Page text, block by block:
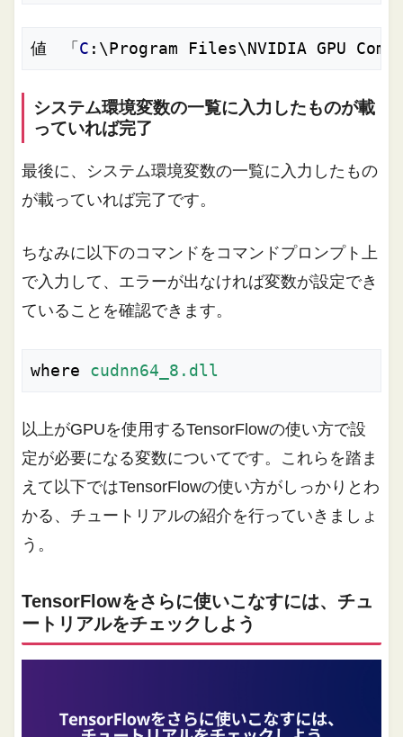
値　「C :\Program Files\NVIDIA GPU
システム環境変数の一覧に入力したものが載
っていれば完了
最後に、システム環境変数の一覧に入力したもの
が載っていれば完了です。
ちなみに以下のコマンドをコマンドプロンプト上
で入力して、エラーが出なければ変数が設定でき
ていることを確認できます。
where cudnn64_8.dll
以上がGPUを使用するTensorFlowの使い方で設
定が必要になる変数についてです。これらを踏ま
えて以下ではTensorFlowの使い方がしっかりとわ
かる、チュートリアルの紹介を行っていきましょ
う。
TensorFlowをさらに使いこなすには、チュ
ートリアルをチェックしよう